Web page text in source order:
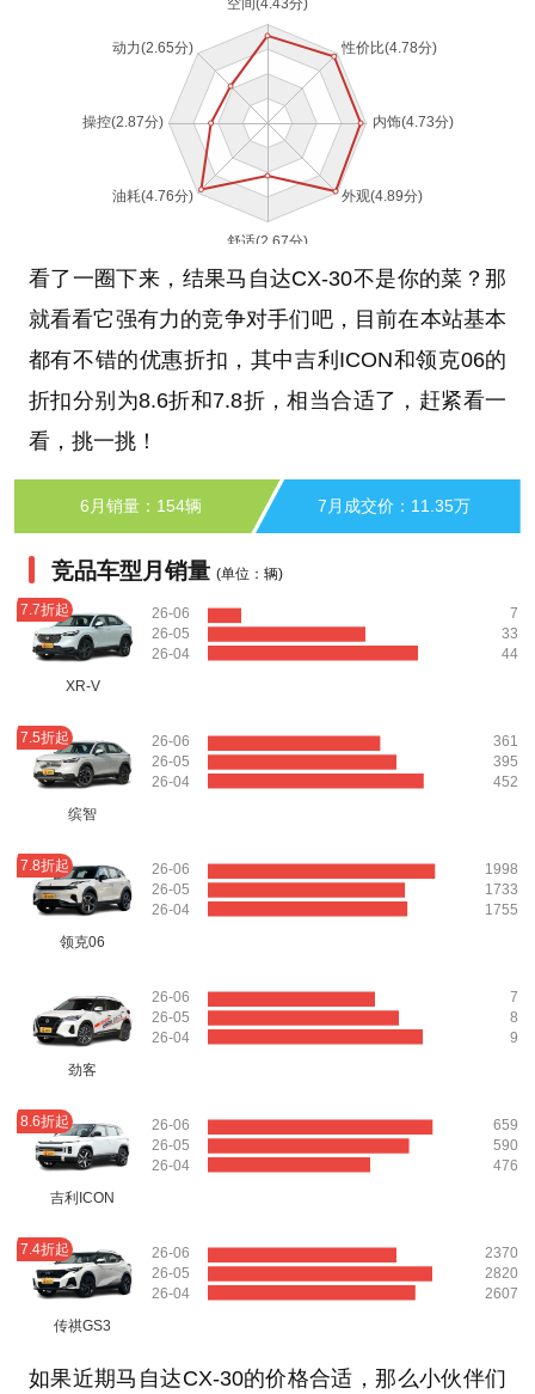
看了一圈下来，结果马自达CX-30不是你的菜？那
就看看它强有力的竞争对手们吧，目前在本站基本
都有不错的优惠折扣，其中吉利ICON和领克06的
折扣分别为8.6折和7.8折，相当合适了，赶紧看一
看，挑一挑！
6月销量：154辆 7月成交价：11.35万
竞品车型月销量 (单位：辆)
7.7折起
XR-V
26-06
26-05
26-04
7
33
44
7.5折起
缤智
26-06
26-05
26-04
361
395
452
7.8折起
领克06
26-06
26-05
26-04
1998
1733
1755
劲客
26-06
26-05
26-04
7
8
9
8.6折起
吉利ICON
26-06
26-05
26-04
659
590
476
7.4折起
传祺GS3
26-06
26-05
26-04
2370
2820
2607
如果近期马自达CX-30的价格合适，那么小伙伴们